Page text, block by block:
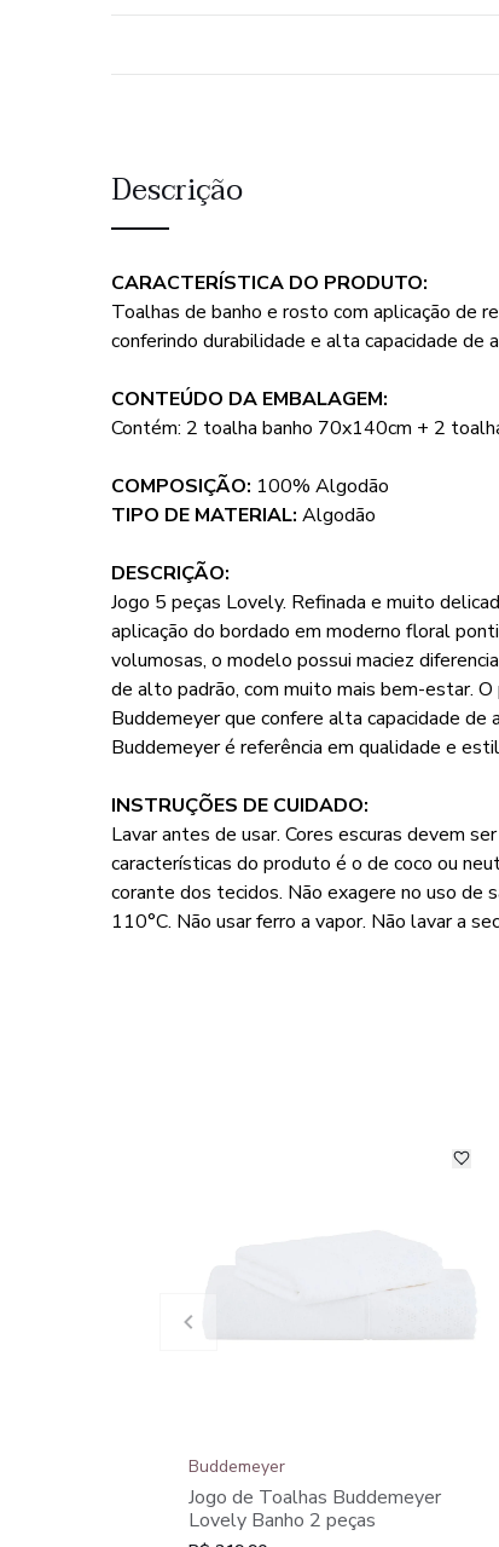
Descrição
CARACTERÍSTICA DO PRODUTO:
Toalhas de banho e rosto com aplicação de
conferindo durabilidade e alta capacidade de
CONTEÚDO DA EMBALAGEM:
Contém: 2 toalha banho 70x140cm + 2
COMPOSIÇÃO: 100% Algodão
TIPO DE MATERIAL: Algodão
DESCRIÇÃO:
Jogo 5 peças Lovely. Refinada e muito
aplicação do bordado em moderno floral
volumosas, o modelo possui maciez
de alto padrão, com muito mais bem-estar.
Buddemeyer que confere alta capacidade
Buddemeyer é referência em qualidade e
INSTRUÇÕES DE CUIDADO:
Lavar antes de usar. Cores escuras devem
características do produto é o de coco ou
corante dos tecidos. Não exagere no uso de
110°C. Não usar ferro a vapor. Não lavar a
Buddemeyer
Jogo de Toalhas Buddemeyer
Lovely Banho 2 peças